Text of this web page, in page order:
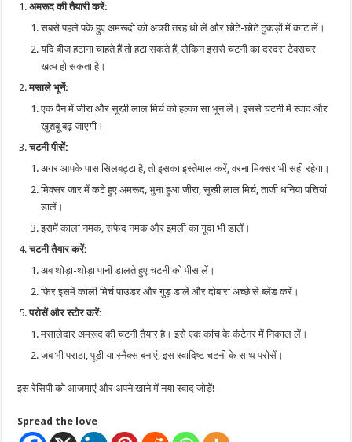
अमरूद की तैयारी करें:
सबसे पहले पके हुए अमरूदों को अच्छी तरह धो लें और छोटे-छोटे टुकड़ों में काट लें।
यदि बीज हटाना चाहते हैं तो हटा सकते हैं, लेकिन इससे चटनी का दरदरा टेक्सचर
खत्म हो सकता है।
मसाले भूनें:
एक पैन में जीरा और सूखी लाल मिर्च को हल्का सा भून लें। इससे चटनी में स्वाद और
खुशबू बढ़ जाएगी।
चटनी पीसें:
अगर आपके पास सिलबट्टा है, तो इसका इस्तेमाल करें, वरना मिक्सर भी सही रहेगा।
मिक्सर जार में कटे हुए अमरूद, भुना हुआ जीरा, सूखी लाल मिर्च, ताजी धनिया पत्तियां
डालें।
इसमें काला नमक, सफेद नमक और इमली का गूदा भी डालें।
चटनी तैयार करें:
अब थोड़ा-थोड़ा पानी डालते हुए चटनी को पीस लें।
फिर इसमें काली मिर्च पाउडर और गुड़ डालें और दोबारा अच्छे से ब्लेंड करें।
परोसें और स्टोर करें:
मसालेदार अमरूद की चटनी तैयार है। इसे एक कांच के कंटेनर में निकाल लें।
जब भी पराठा, पूड़ी या स्नैक्स बनाएं, इस स्वादिष्ट चटनी के साथ परोसें।
इस रेसिपी को आजमाएं और अपने खाने में नया स्वाद जोड़ें!
Spread the love